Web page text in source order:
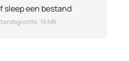
sleep een bestand
16 MB